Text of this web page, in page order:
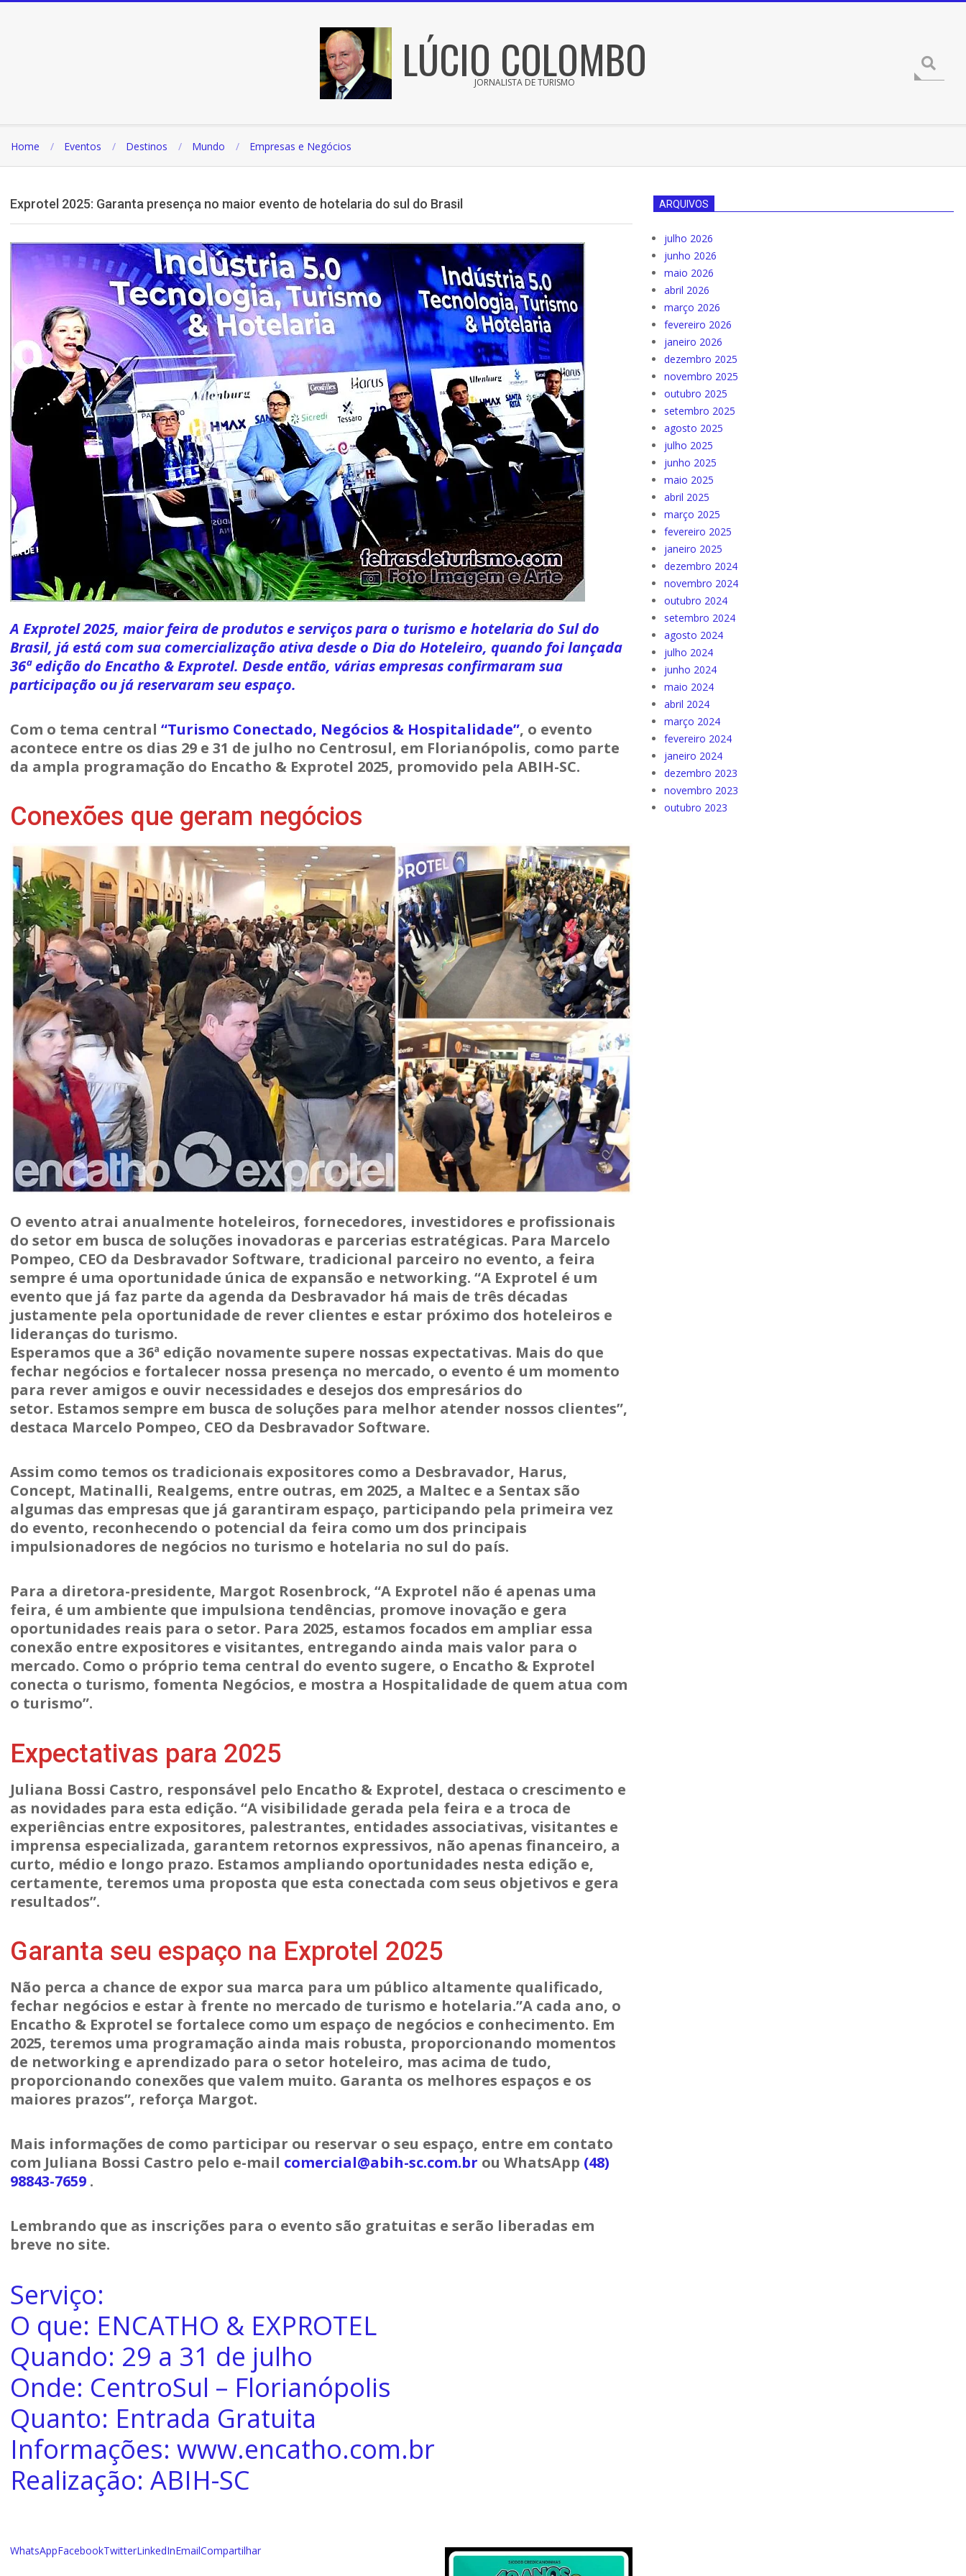
LÚCIO COLOMBO
JORNALISTA DE TURISMO
Home Eventos Destinos Mundo Empresas e Negócios
Exprotel 2025: Garanta presença no maior evento de hotelaria do sul do Brasil
A Exprotel 2025, maior feira de produtos e serviços para o turismo e hotelaria do Sul do
Brasil, já está com sua comercialização ativa desde o Dia do Hoteleiro, quando foi lançada
36ª edição do Encatho & Exprotel. Desde então, várias empresas confirmaram sua
participação ou já reservaram seu espaço.
Com o tema central “Turismo Conectado, Negócios & Hospitalidade”, o evento
acontece entre os dias 29 e 31 de julho no Centrosul, em Florianópolis, como parte
da ampla programação do Encatho & Exprotel 2025, promovido pela ABIH-SC.
Conexões que geram negócios
O evento atrai anualmente hoteleiros, fornecedores, investidores e profissionais
do setor em busca de soluções inovadoras e parcerias estratégicas. Para Marcelo
Pompeo, CEO da Desbravador Software, tradicional parceiro no evento, a feira
sempre é uma oportunidade única de expansão e networking. “A Exprotel é um
evento que já faz parte da agenda da Desbravador há mais de três décadas
justamente pela oportunidade de rever clientes e estar próximo dos hoteleiros e
lideranças do turismo.
Esperamos que a 36ª edição novamente supere nossas expectativas. Mais do que
fechar negócios e fortalecer nossa presença no mercado, o evento é um momento
para rever amigos e ouvir necessidades e desejos dos empresários do
setor. Estamos sempre em busca de soluções para melhor atender nossos clientes”,
destaca Marcelo Pompeo, CEO da Desbravador Software.
Assim como temos os tradicionais expositores como a Desbravador, Harus,
Concept, Matinalli, Realgems, entre outras, em 2025, a Maltec e a Sentax são
algumas das empresas que já garantiram espaço, participando pela primeira vez
do evento, reconhecendo o potencial da feira como um dos principais
impulsionadores de negócios no turismo e hotelaria no sul do país.
Para a diretora-presidente, Margot Rosenbrock, “A Exprotel não é apenas uma
feira, é um ambiente que impulsiona tendências, promove inovação e gera
oportunidades reais para o setor. Para 2025, estamos focados em ampliar essa
conexão entre expositores e visitantes, entregando ainda mais valor para o
mercado. Como o próprio tema central do evento sugere, o Encatho & Exprotel
conecta o turismo, fomenta Negócios, e mostra a Hospitalidade de quem atua com
o turismo”.
Expectativas para 2025
Juliana Bossi Castro, responsável pelo Encatho & Exprotel, destaca o crescimento e
as novidades para esta edição. “A visibilidade gerada pela feira e a troca de
experiências entre expositores, palestrantes, entidades associativas, visitantes e
imprensa especializada, garantem retornos expressivos, não apenas financeiro, a
curto, médio e longo prazo. Estamos ampliando oportunidades nesta edição e,
certamente, teremos uma proposta que esta conectada com seus objetivos e gera
resultados”.
Garanta seu espaço na Exprotel 2025
Não perca a chance de expor sua marca para um público altamente qualificado,
fechar negócios e estar à frente no mercado de turismo e hotelaria.”A cada ano, o
Encatho & Exprotel se fortalece como um espaço de negócios e conhecimento. Em
2025, teremos uma programação ainda mais robusta, proporcionando momentos
de networking e aprendizado para o setor hoteleiro, mas acima de tudo,
proporcionando conexões que valem muito. Garanta os melhores espaços e os
maiores prazos”, reforça Margot.
Mais informações de como participar ou reservar o seu espaço, entre em contato
com Juliana Bossi Castro pelo e-mail comercial@abih-sc.com.br ou WhatsApp (48)
98843-7659 .
Lembrando que as inscrições para o evento são gratuitas e serão liberadas em
breve no site.
Serviço:
O que: ENCATHO & EXPROTEL
Quando: 29 a 31 de julho
Onde: CentroSul – Florianópolis
Quanto: Entrada Gratuita
Informações: www.encatho.com.br
Realização: ABIH-SC
WhatsAppFacebookTwitterLinkedInEmailCompartilhar
ARQUIVOS
julho 2026
junho 2026
maio 2026
abril 2026
março 2026
fevereiro 2026
janeiro 2026
dezembro 2025
novembro 2025
outubro 2025
setembro 2025
agosto 2025
julho 2025
junho 2025
maio 2025
abril 2025
março 2025
fevereiro 2025
janeiro 2025
dezembro 2024
novembro 2024
outubro 2024
setembro 2024
agosto 2024
julho 2024
junho 2024
maio 2024
abril 2024
março 2024
fevereiro 2024
janeiro 2024
dezembro 2023
novembro 2023
outubro 2023